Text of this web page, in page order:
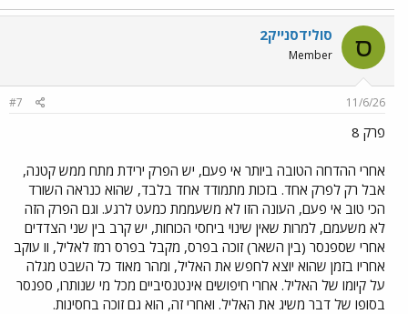
ס סולידסנייק2
Member
11/6/26
#7
פרק 8
אחרי ההדחה הטובה ביותר אי פעם, יש הפרק ירידת מתח ממש קטנה,
אבל רק לפרק אחד. בזכות מתמודד אחד בלבד, שהוא כנראה השורד
הכי טוב אי פעם, העונה הזו לא משעממת כמעט לרגע. וגם הפרק הזה
לא משעמם, למרות שאין שינוי ביחסי הכוחות, יש קרב בין שני הצדדים
אחרי שספנסר (בין השאר) זוכה בפרס, מקבל בפרס רמז לאליל, וו עוקב
אחריו בזמן שהוא יוצא לחפש את האליל, ומהר מאוד כל השבט מגלה
על קיומו של האליל. אחרי חיפושים אינטנסיביים מכל מי שנותרו, ספנסר
בסופו של דבר משיג את האליל. ואחרי זה, הוא גם זוכה בחסינות.